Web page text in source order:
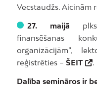
Vecstaudžs. Aicinām
27. maijā
finansēšanas
organizācijām”,
reģistrēties – ŠEIT .
Dalība semināros ir